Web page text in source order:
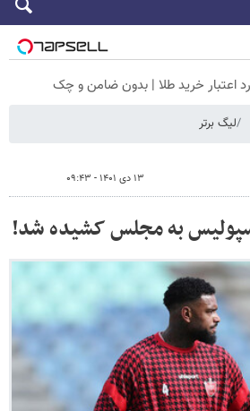
لیگ برتر
۱۳ دی ۱۴۰۱ - ۰۹:۴۳
به مجلس کشیده شد!